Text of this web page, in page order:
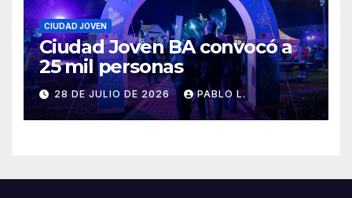
CIUDAD JOVEN
Ciudad Joven BA convocó a
25 mil personas
28 DE JULIO DE 2026 PABLO L.